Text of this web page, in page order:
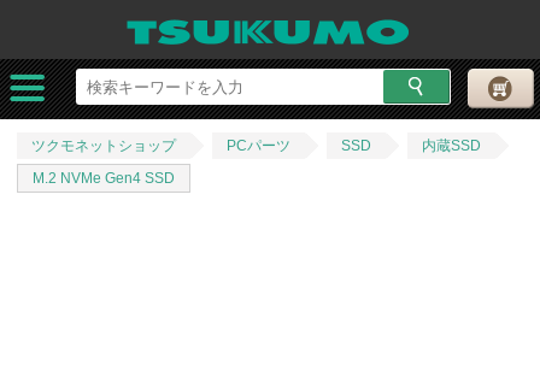
ツクモネットショップ PCパーツ SSD
内蔵SSD
M.2 NVMe Gen4 SSD